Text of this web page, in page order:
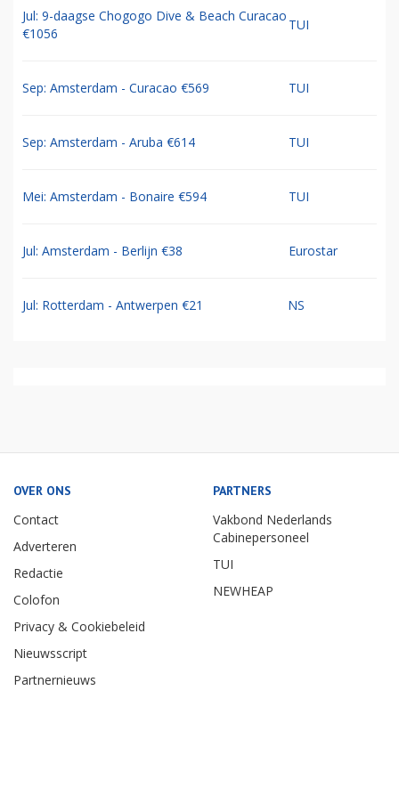
Jul: 9-daagse Chogogo Dive & Beach Curacao
€1056
TUI
Sep: Amsterdam - Curacao €569 TUI
Sep: Amsterdam - Aruba €614 TUI
Mei: Amsterdam - Bonaire €594 TUI
Jul: Amsterdam - Berlijn €38 Eurostar
Jul: Rotterdam - Antwerpen €21 NS
OVER ONS
Contact
Adverteren
Redactie
Colofon
Privacy & Cookiebeleid
Nieuwsscript
Partnernieuws
PARTNERS
Vakbond Nederlands
Cabinepersoneel
TUI
NEWHEAP